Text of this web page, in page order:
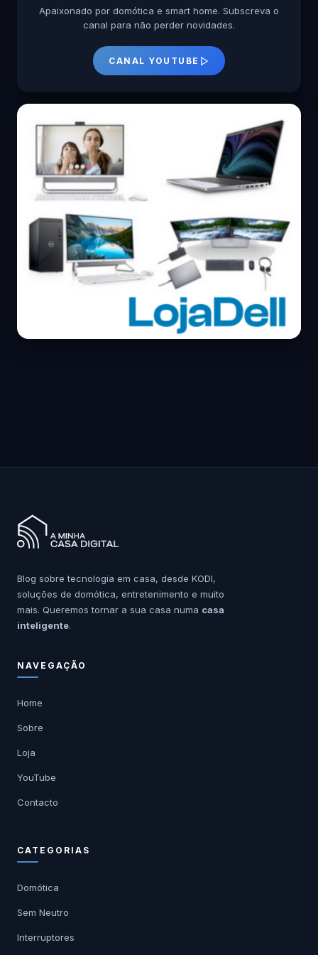
Apaixonado por domótica e smart home. Subscreva o
canal para não perder novidades.
CANAL YOUTUBE
Blog sobre tecnologia em casa, desde KODI,
soluções de domótica, entretenimento e muito
mais. Queremos tornar a sua casa numa casa
inteligente.
NAVEGAÇÃO
Home
Sobre
Loja
YouTube
Contacto
CATEGORIAS
Domótica
Sem Neutro
Interruptores